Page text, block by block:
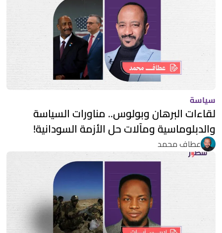
سياسة
لقاءات البرهان وبولوس.. مناورات السياسة
والدبلوماسية ومآلات حل الأزمة السودانية!
عطاف محمد